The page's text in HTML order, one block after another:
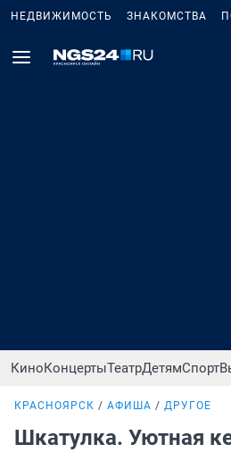
НЕДВИЖИМОСТЬ ЗНАКОМСТВА
КиноКонцертыТеатрДетямСпорт
КРАСНОЯРСК АФИША ДРУГОЕ
Шкатулка. Уютная